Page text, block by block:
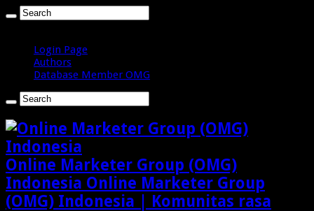
Login Page
Authors
Database Member OMG
Online Marketer Group (OMG)
Indonesia Online Marketer Group
(OMG) Indonesia | Komunitas rasa